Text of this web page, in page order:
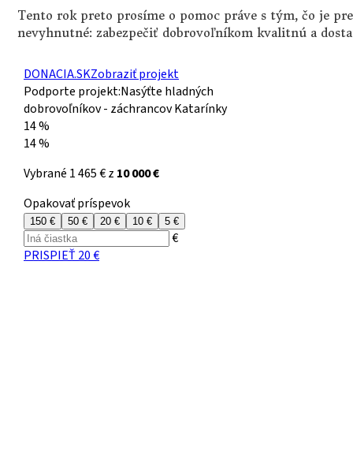
Tento rok preto prosíme o pomoc práve s tým, čo je
nevyhnutné: zabezpečiť dobrovoľníkom kvalitnú a